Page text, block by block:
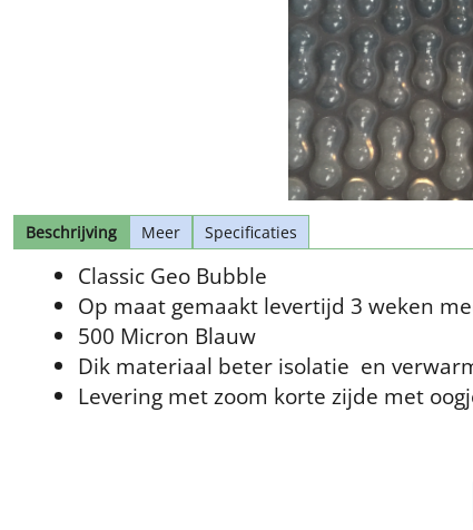
Beschrijving Meer Specificaties
Classic Geo Bubble
Op maat gemaakt levertijd 3 weken
500 Micron Blauw
Dik materiaal beter isolatie en
Levering met zoom korte zijde met